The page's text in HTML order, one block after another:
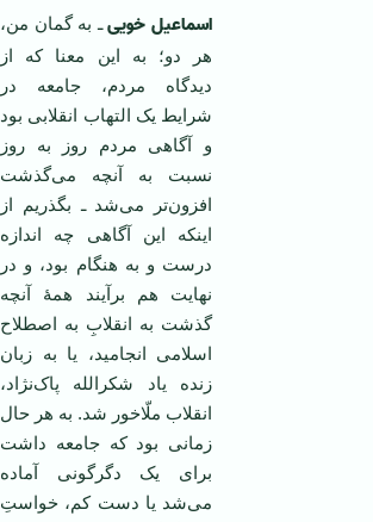
اسماعیل خوییـ به گمان من،
هر دو؛ به این معنا که از
دیدگاه مردم، جامعه در
شرایط یک التهاب انقلابی بود
و آگاهی مردم روز به روز
نسبت به آنچه می‌گذشت
افزون‌تر می‌شد ـ بگذریم از
اینکه این آگاهی چه اندازه
درست و به هنگام بود، و در
‌‌نهایت هم برآیند همۀ آنچه
گذشت به انقلابِ به اصطلاح
اسلامی انجامید، یا به زبان
زنده یاد شکرالله پاک‌نژاد،
انقلاب ملّاخور شد. به هر حال
زمانی بود که جامعه داشت
برای یک دگرگونی آماده
می‌شد یا دست کم، خواستِ